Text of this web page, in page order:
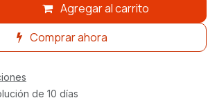
Agregar al carrito
Comprar ahora
de 10 días